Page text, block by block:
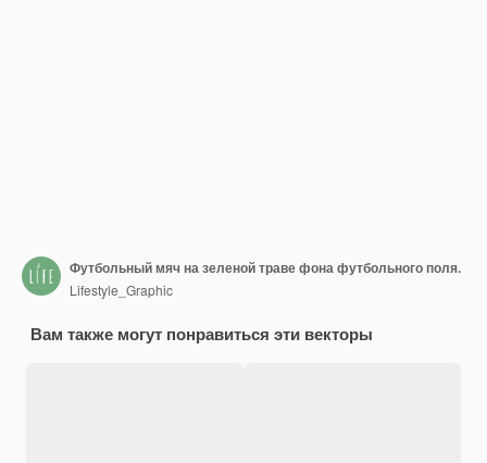
Футбольный мяч на зеленой траве фона футбольного поля.
Lifestyle_Graphic
Вам также могут понравиться эти векторы